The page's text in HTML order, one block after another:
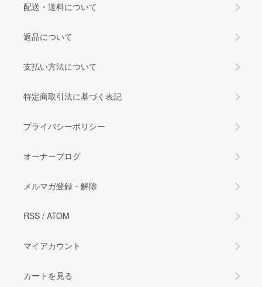
配送・送料について
返品について
支払い方法について
特定商取引法に基づく表記
プライバシーポリシー
オーナーブログ
メルマガ登録・解除
RSS / ATOM
マイアカウント
カートを見る